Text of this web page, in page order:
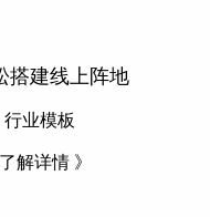
搭建线上阵地
业模板
详情 》